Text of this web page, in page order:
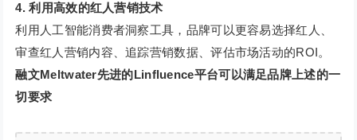
4. 利用高效的红人营销技术
利用人工智能消费者洞察工具，品牌可以更容易选择红人、
审查红人营销内容、追踪营销数据、评估市场活动的ROI。
融文Meltwater先进的Linfluence平台可以满足品牌上述的一
切要求